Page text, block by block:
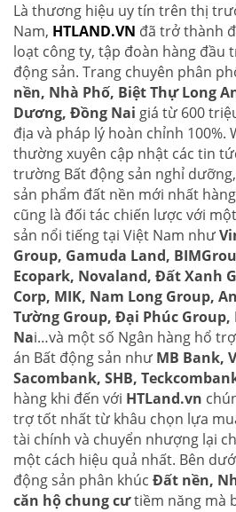
Là thương hiệu uy tín trên thị
Nam, HTLAND.VN đã trở thành
loạt công ty, tập đoàn hàng đầu
động sản. Trang chuyên phân
nền, Nhà Phố, Biệt Thự Long
Dương, Đồng Nai giá từ 600
địa và pháp lý hoàn chỉnh 100%.
thường xuyên cập nhật các tin
trường Bất động sản nghỉ
sản phẩm đất nền mới nhất
cũng là đối tác chiến lược với
sản nổi tiếng tại Việt Nam như
Group, Gamuda Land,
Ecopark, Novaland, Đất Xanh
Corp, MIK, Nam Long Group,
Tường Group, Đại Phúc Group,
Nai…và một số Ngân hàng hổ
án Bất động sản như MB Bank,
Sacombank, SHB,
hàng khi đến với HTLand.vn
trợ tốt nhất từ khâu chọn lựa
tài chính và chuyển nhượng lại
một cách hiệu quả nhất. Bên
động sản phân khúc Đất nền,
căn hộ chung cưtiềm năng mà